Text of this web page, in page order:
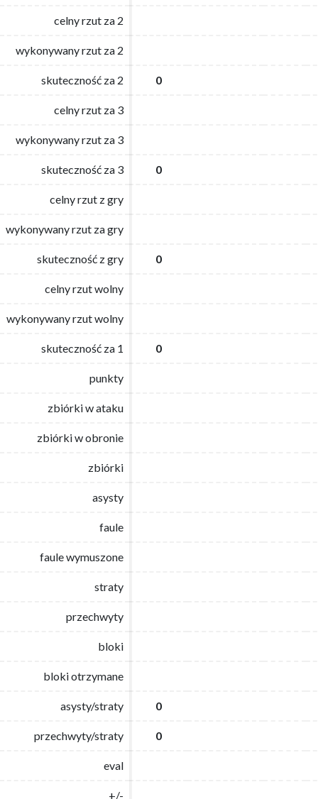
celny rzut za 2
wykonywany rzut za 2
skuteczność za 2 0
celny rzut za 3
wykonywany rzut za 3
skuteczność za 3 0
celny rzut z gry
wykonywany rzut za gry
skuteczność z gry 0
celny rzut wolny
wykonywany rzut wolny
skuteczność za 1 0
punkty
zbiórki w ataku
zbiórki w obronie
zbiórki
asysty
faule
faule wymuszone
straty
przechwyty
bloki
bloki otrzymane
asysty/straty 0
przechwyty/straty 0
eval
+/-
celny rzut za 2
wykonywany rzut za 2
skuteczność za 2 0
celny rzut za 3
wykonywany rzut za 3
skuteczność za 3 0
celny rzut z gry
wykonywany rzut za gry
skuteczność z gry 0
celny rzut wolny
wykonywany rzut wolny
skuteczność za 1 0
punkty
zbiórki w ataku
zbiórki w obronie
zbiórki
asysty
faule
faule wymuszone
straty
przechwyty
bloki
bloki otrzymane
asysty/straty 0
przechwyty/straty 0
eval
+/-